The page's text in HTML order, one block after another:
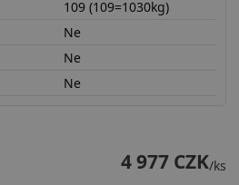
109 (109=1030kg)
Ne
Ne
Ne
4 977 CZK/ks